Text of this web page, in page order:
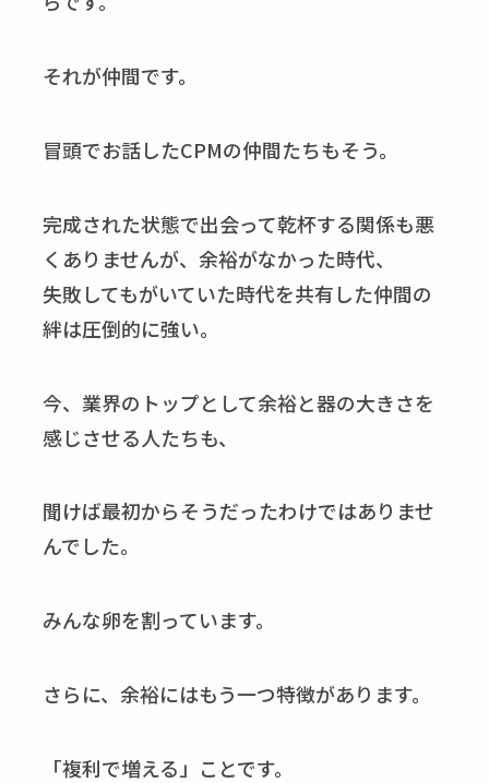
それが仲間です。
冒頭でお話したCPMの仲間たちもそう。
完成された状態で出会って乾杯する関係も悪
くありませんが、余裕がなかった時代、
失敗してもがいていた時代を共有した仲間の
絆は圧倒的に強い。
今、業界のトップとして余裕と器の大きさを
感じさせる人たちも、
聞けば最初からそうだったわけではありませ
んでした。
みんな卵を割っています。
さらに、余裕にはもう一つ特徴があります。
「複利で増える」ことです。